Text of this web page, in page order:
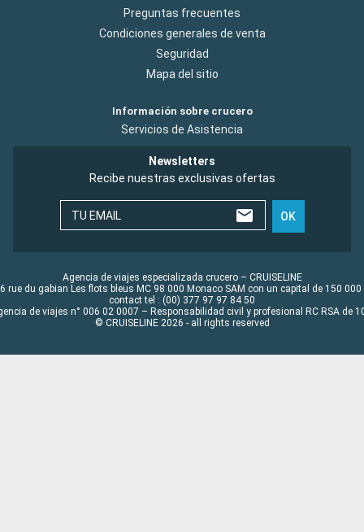
Preguntas frecuentes
Condiciones generales de venta
Seguridad
Mapa del sitio
Información sobre crucero
Servicios de Asistencia
Newsletters
Recibe nuestras exclusivas ofertas
TU EMAIL OK
Agencia de viajes especializada crucero – CRUISELINE
rue du gabian Les flots bleus MC 98 000 Monaco SAM con un capital de 150 000
contact tel : (00) 377 97 97 84 50
de viajes n° 006 02 0007 – Responsabilidad civil y profesional RC RSA de
© CRUISELINE 2026 - all rights reserved